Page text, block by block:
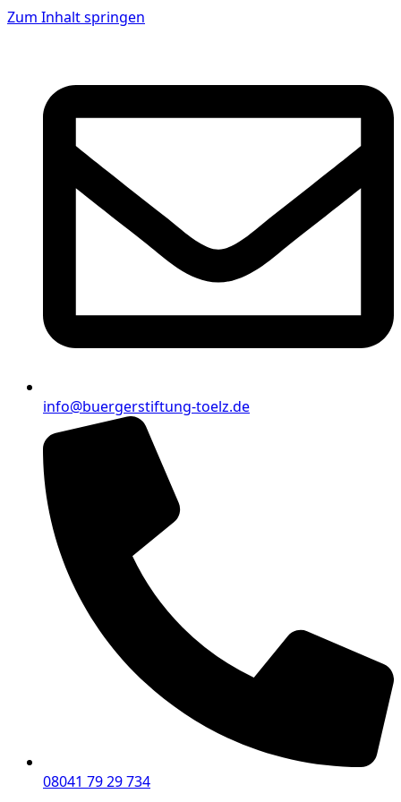
Zum Inhalt springen
info@buergerstiftung-toelz.de
08041 79 29 734